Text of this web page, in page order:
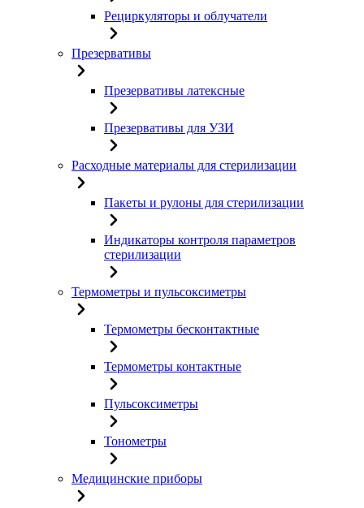
Рециркуляторы и облучатели
Презервативы
Презервативы латексные
Презервативы для УЗИ
Расходные материалы для стерилизации
Пакеты и рулоны для стерилизации
Индикаторы контроля параметров
стерилизации
Термометры и пульсоксиметры
Термометры бесконтактные
Термометры контактные
Пульсоксиметры
Тонометры
Медицинские приборы